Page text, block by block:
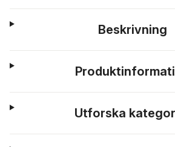
Beskrivning
Utforska